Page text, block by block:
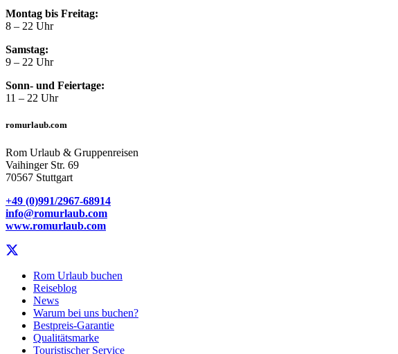
Montag bis Freitag:
8 – 22 Uhr
Samstag:
9 – 22 Uhr
Sonn- und Feiertage:
11 – 22 Uhr
romurlaub.com
Rom Urlaub & Gruppenreisen
Vaihinger Str. 69
70567 Stuttgart
+49 (0)991/2967-68914
info@romurlaub.com
www.romurlaub.com
Rom Urlaub buchen
Reiseblog
News
Warum bei uns buchen?
Bestpreis-Garantie
Qualitätsmarke
Touristischer Service